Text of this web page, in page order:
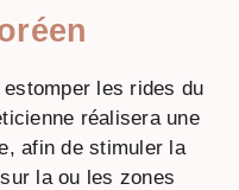
les rides du
réalisera une
afin de stimuler la
la ou les zones